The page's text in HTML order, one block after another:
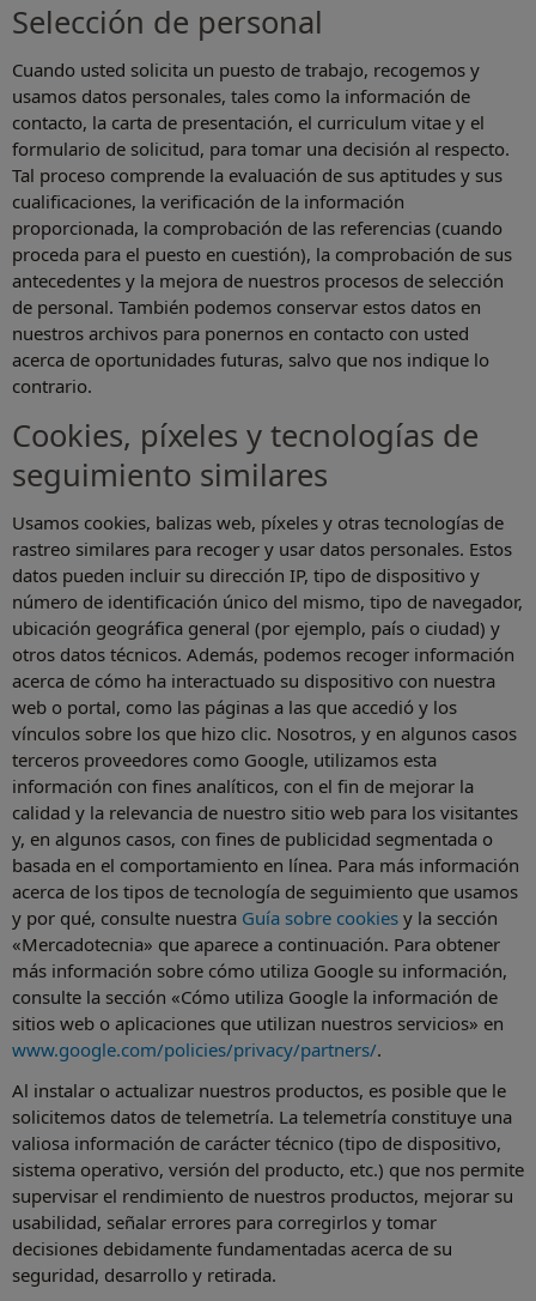
Selección de personal
Cuando usted solicita un puesto de trabajo, recogemos y
usamos datos personales, tales como la información de
contacto, la carta de presentación, el curriculum vitae y el
formulario de solicitud, para tomar una decisión al respecto.
Tal proceso comprende la evaluación de sus aptitudes y sus
cualificaciones, la verificación de la información
proporcionada, la comprobación de las referencias (cuando
proceda para el puesto en cuestión), la comprobación de sus
antecedentes y la mejora de nuestros procesos de selección
de personal. También podemos conservar estos datos en
nuestros archivos para ponernos en contacto con usted
acerca de oportunidades futuras, salvo que nos indique lo
contrario.
Cookies, píxeles y tecnologías de
seguimiento similares
Usamos cookies, balizas web, píxeles y otras tecnologías de
rastreo similares para recoger y usar datos personales. Estos
datos pueden incluir su dirección IP, tipo de dispositivo y
número de identificación único del mismo, tipo de navegador,
ubicación geográfica general (por ejemplo, país o ciudad) y
otros datos técnicos. Además, podemos recoger información
acerca de cómo ha interactuado su dispositivo con nuestra
web o portal, como las páginas a las que accedió y los
vínculos sobre los que hizo clic. Nosotros, y en algunos casos
terceros proveedores como Google, utilizamos esta
información con fines analíticos, con el fin de mejorar la
calidad y la relevancia de nuestro sitio web para los visitantes
y, en algunos casos, con fines de publicidad segmentada o
basada en el comportamiento en línea. Para más información
acerca de los tipos de tecnología de seguimiento que usamos
y por qué, consulte nuestra Guía sobre cookies y la sección
«Mercadotecnia» que aparece a continuación. Para obtener
más información sobre cómo utiliza Google su información,
consulte la sección «Cómo utiliza Google la información de
sitios web o aplicaciones que utilizan nuestros servicios» en
www.google.com/policies/privacy/partners/.
Al instalar o actualizar nuestros productos, es posible que le
solicitemos datos de telemetría. La telemetría constituye una
valiosa información de carácter técnico (tipo de dispositivo,
sistema operativo, versión del producto, etc.) que nos permite
supervisar el rendimiento de nuestros productos, mejorar su
usabilidad, señalar errores para corregirlos y tomar
decisiones debidamente fundamentadas acerca de su
seguridad, desarrollo y retirada.